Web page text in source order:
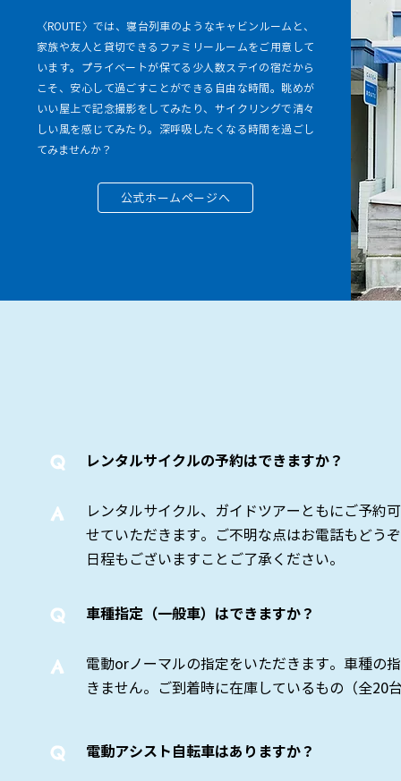
〈ROUTE〉では、寝台列車のようなキャビンルームと、
家族や友人と貸切できるファミリールームをご用意して
います。プライベートが保てる少人数ステイの宿だから
こそ、安心して過ごすことができる自由な時間。眺めが
いい屋上で記念撮影をしてみたり、サイクリングで清々
しい風を感じてみたり。深呼吸したくなる時間を過ごし
てみませんか？
公式ホームページへ
Q レンタルサイクルの予約はできますか？
​A
レンタルサイクル、ガイドツアーともにご予約
せていただきます。ご不明な点はお電話もどう
日程もございますことご了承ください。
Q 車種指定（一般車）はできますか？
​A
電動orノーマルの指定をいただきます。車種の
きません。ご到着時に在庫しているもの（全20
Q 電動アシスト自転車はありますか？